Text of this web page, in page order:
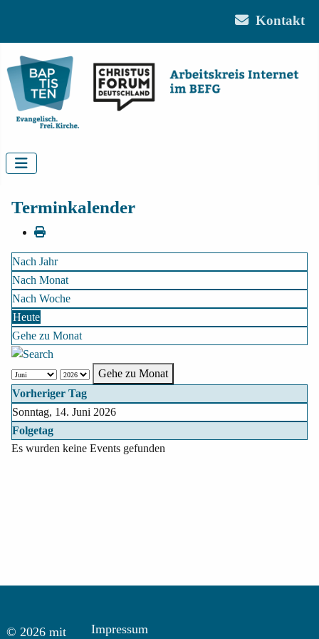
Kontakt
Terminkalender
Nach Jahr
Nach Monat
Nach Woche
Heute
Gehe zu Monat
Gehe zu Monat
Vorheriger Tag
Sonntag, 14. Juni 2026
Folgetag
Es wurden keine Events gefunden
© 2026 mit Impressum